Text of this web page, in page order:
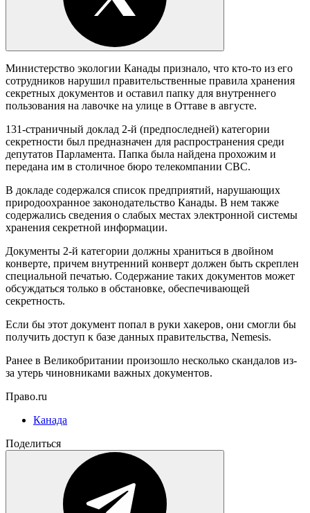
Министерство экологии Канады признало, что кто-то из его
сотрудников нарушил правительственные правила хранения
секретных документов и оставил папку для внутреннего
пользования на лавочке на улице в Оттаве в августе.
131-страничный доклад 2-й (предпоследней) категории
секретности был предназначен для распространения среди
депутатов Парламента. Папка была найдена прохожим и
передана им в столичное бюро телекомпании СВС.
В докладе содержался список предприятий, нарушающих
природоохранное законодательство Канады. В нем также
содержались сведения о слабых местах электронной системы
хранения секретной информации.
Документы 2-й категории должны храниться в двойном
конверте, причем внутренний конверт должен быть скреплен
специальной печатью. Содержание таких документов может
обсуждаться только в обстановке, обеспечивающей
секретность.
Если бы этот документ попал в руки хакеров, они смогли бы
получить доступ к базе данных правительства, Nemesis.
Ранее в Великобритании произошло несколько скандалов из-
за утерь чиновниками важных документов.
Право.ru
Канада
Поделиться